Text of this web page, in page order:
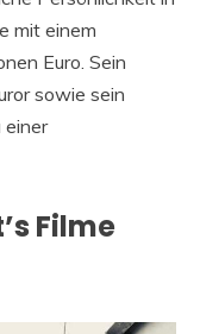
mit einem
Euro. Sein
sowie sein
einer
Filme